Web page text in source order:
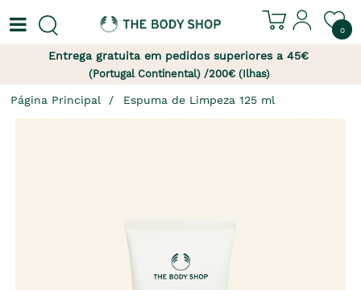
0
Entrega gratuita em pedidos superiores a 45€
(Portugal Continental) /200€ (Ilhas)
Página Principal Espuma de Limpeza 125 ml